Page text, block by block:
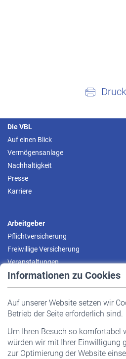
Informationen zu Cookies
Auf unserer Website setzen wir
Betrieb der Seite erforderlich sind.
Um Ihren Besuch so komfortabel
würden wir mit Ihrer Einwilligung
zur Optimierung der Website
Die VBL
Auf einen Blick
Vermögensanlage
Nachhaltigkeit
Presse
Karriere
Arbeitgeber
Pflichtversicherung
Freiwillige Versicherung
Veranstaltungen
Pflichtversicherung
Staatliche Förderung
Veranstaltungen